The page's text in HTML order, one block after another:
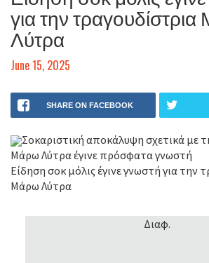
για την
Λύτρα
June 15, 2025
SHARE ON FACEBOOK
Σοκαριστική αποκάλυψη σχετικά με
Μάρω Λύτρα έγινε πρόσφατα γνωστή
Είδηση σοκ μόλις έγινε γνωστή για την
Μάρω Λύτρα
Διαφ.